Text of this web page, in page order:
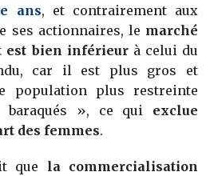
ans, et contrairement aux
ses actionnaires, le marché
est bien inférieurà celui du
car il est plus gros et
population plus restreinte
baraqués », ce qui exclue
des femmes.
que la commercialisation